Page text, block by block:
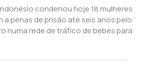
condenou hoje 18 mulheres
a penas de prisão até seis anos pelo
numa rede de tráfico de bebés para